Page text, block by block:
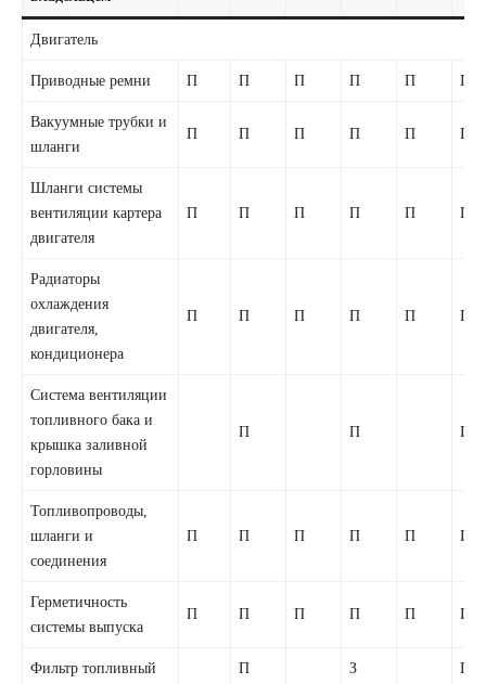
Двигатель
Приводные ремни П П П П П П
Вакуумные трубки и
шланги
П П П П П П
Шланги системы
вентиляции картера
двигателя
П П П П П П
Радиаторы
охлаждения
двигателя,
кондиционера
П П П П П П
Система вентиляции
топливного бака и
крышка заливной
горловины
П П П
Топливопроводы,
шланги и
соединения
П П П П П П
Герметичность
системы выпуска
П П П П П П
Фильтр топливный П З П